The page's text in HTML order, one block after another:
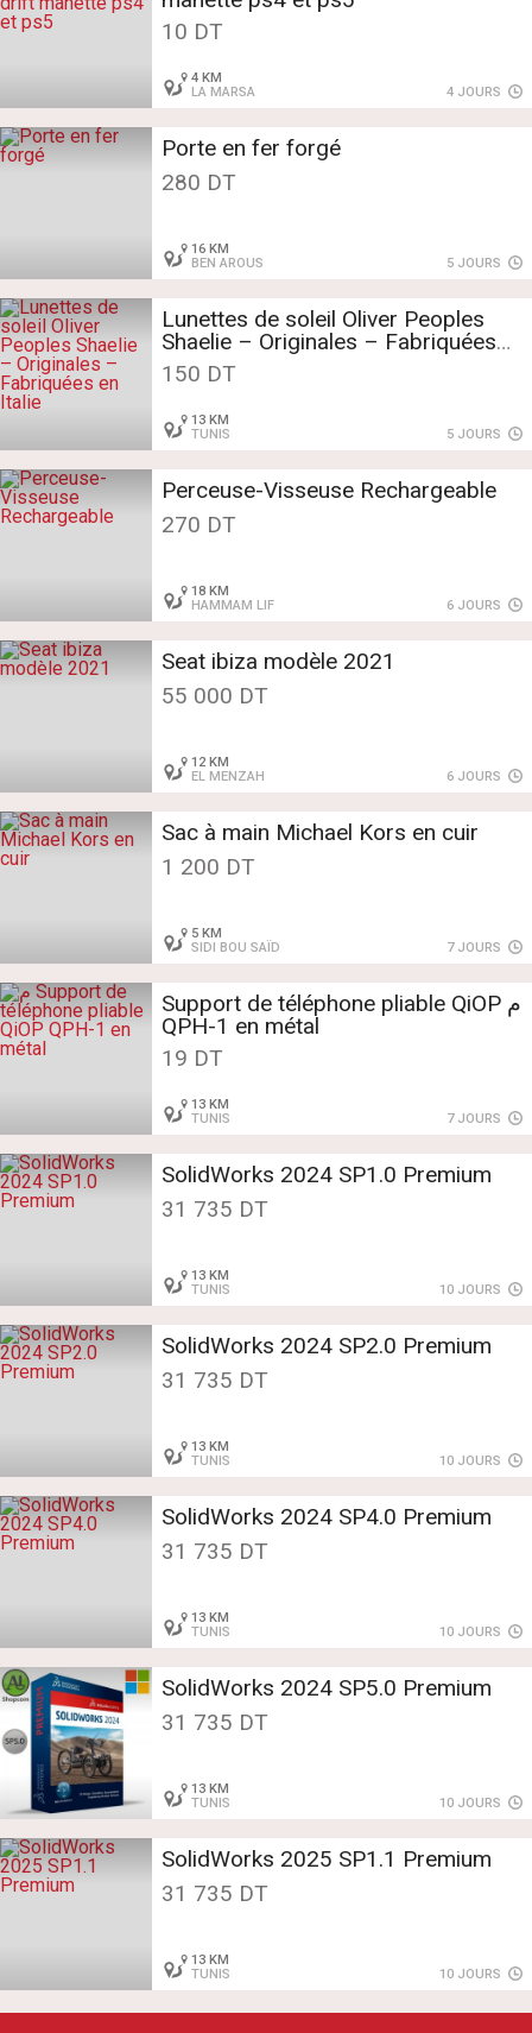
10 DT
4 KM
LA MARSA
4 JOURS
Porte en fer forgé
280 DT
16 KM
BEN AROUS
5 JOURS
Lunettes de soleil Oliver Peoples
Shaelie – Originales – Fabriquées
en Italie
150 DT
13 KM
TUNIS
5 JOURS
Perceuse-Visseuse Rechargeable
270 DT
18 KM
HAMMAM LIF
6 JOURS
Seat ibiza modèle 2021
55 000 DT
12 KM
EL MENZAH
6 JOURS
Sac à main Michael Kors en cuir
1 200 DT
5 KM
SIDI BOU SAÏD
7 JOURS
م Support de téléphone pliable QiOP
QPH-1 en métal
19 DT
13 KM
TUNIS
7 JOURS
SolidWorks 2024 SP1.0 Premium
31 735 DT
13 KM
TUNIS
10 JOURS
SolidWorks 2024 SP2.0 Premium
31 735 DT
13 KM
TUNIS
10 JOURS
SolidWorks 2024 SP4.0 Premium
31 735 DT
13 KM
TUNIS
10 JOURS
SolidWorks 2024 SP5.0 Premium
31 735 DT
13 KM
TUNIS
10 JOURS
SolidWorks 2025 SP1.1 Premium
31 735 DT
13 KM
TUNIS
10 JOURS